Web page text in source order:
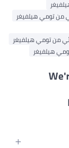
من تومي هيلفيغر
من تومي هيلفيغر
هيلفيغر